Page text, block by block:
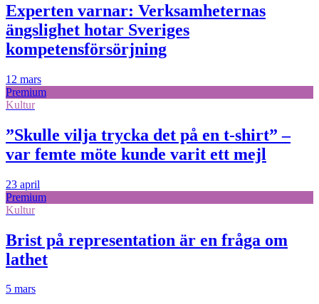
Experten varnar: Verksamheternas
ängslighet hotar Sveriges
kompetensförsörjning
12 mars
Premium
Kultur
”Skulle vilja trycka det på en t-shirt” –
var femte möte kunde varit ett mejl
23 april
Premium
Kultur
Brist på representation är en fråga om
lathet
5 mars